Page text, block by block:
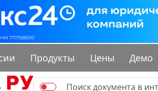
Продукты Цены Демо